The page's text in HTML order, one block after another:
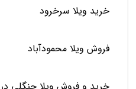
خرید ویلا سرخرود
فروش ویلا محمودآباد